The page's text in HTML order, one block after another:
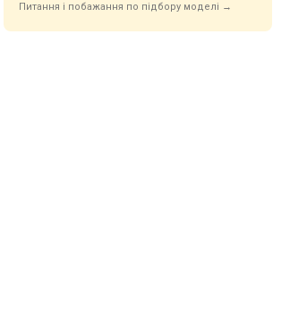
Питання і побажання по підбору моделі →